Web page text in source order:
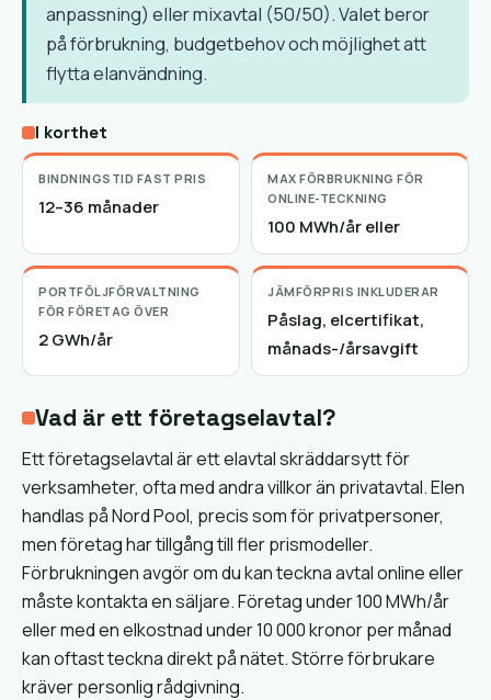
anpassning) eller mixavtal (50/50). Valet beror
på förbrukning, budgetbehov och möjlighet att
flytta elanvändning.
I korthet
BINDNINGSTID FAST PRIS
12–36 månader
MAX FÖRBRUKNING FÖR
ONLINE-TECKNING
100 MWh/år eller
PORTFÖLJFÖRVALTNING
FÖR FÖRETAG ÖVER
2 GWh/år
JÄMFÖRPRIS INKLUDERAR
Påslag, elcertifikat,
månads-/årsavgift
Vad är ett företagselavtal?
Ett företagselavtal är ett elavtal skräddarsytt för
verksamheter, ofta med andra villkor än privatavtal. Elen
handlas på Nord Pool, precis som för privatpersoner,
men företag har tillgång till fler prismodeller.
Förbrukningen avgör om du kan teckna avtal online eller
måste kontakta en säljare. Företag under 100 MWh/år
eller med en elkostnad under 10 000 kronor per månad
kan oftast teckna direkt på nätet. Större förbrukare
kräver personlig rådgivning.